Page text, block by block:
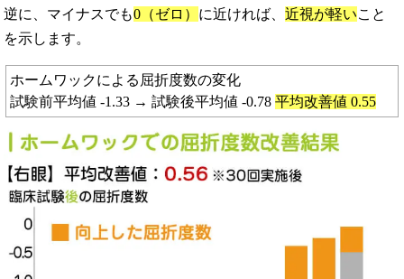
逆に、マイナスでも0（ゼロ） に近ければ、近視が軽いこと
を示します。
ホームワックによる屈折度数の変化
試験前平均値 -1.33 → 試験後平均値 -0.78平均改善値 0.55